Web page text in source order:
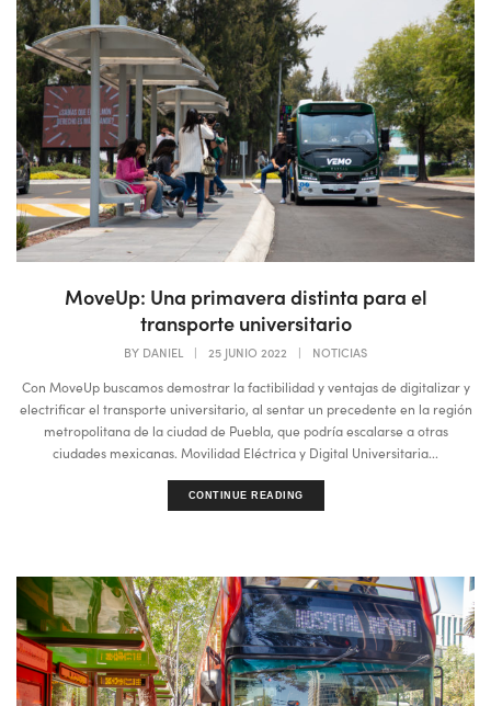
MoveUp: Una primavera distinta para el
transporte universitario
BY DANIEL | 25 JUNIO 2022 | NOTICIAS
Con MoveUp buscamos demostrar la factibilidad y ventajas de digitalizar y
electrificar el transporte universitario, al sentar un precedente en la región
metropolitana de la ciudad de Puebla, que podría escalarse a otras
ciudades mexicanas. Movilidad Eléctrica y Digital Universitaria...
CONTINUE READING